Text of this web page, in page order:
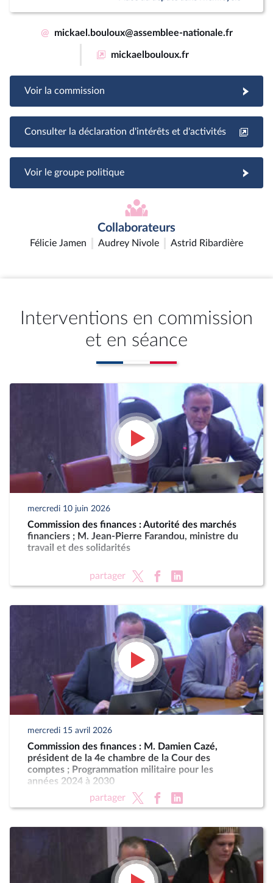
@ mickael.bouloux@assemblee-nationale.fr
mickaelbouloux.fr
Voir la commission
Consulter la déclaration d'intérêts et d'activités
Voir le groupe politique
Collaborateurs
Félicie Jamen Audrey Nivole Astrid Ribardière
Interventions en commission
et en séance
mercredi 10 juin 2026
Commission des finances : Autorité des marchés
financiers ; M. Jean-Pierre Farandou, ministre du
travail et des solidarités
partager
mercredi 15 avril 2026
Commission des finances : M. Damien Cazé,
président de la 4e chambre de la Cour des
comptes ; Programmation militaire pour les
années 2024 à 2030
partager